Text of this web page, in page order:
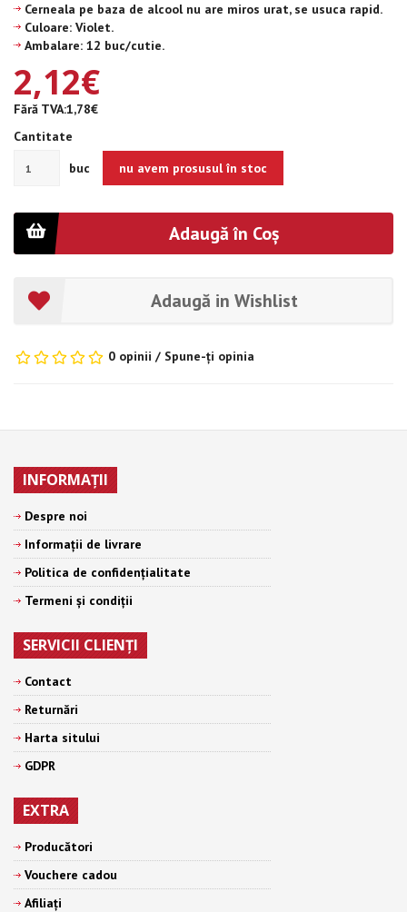
Cerneala pe baza de alcool nu are miros urat, se usuca rapid.
Culoare: Violet.
Ambalare: 12 buc/cutie.
2,12€
Fără TVA:1,78€
Cantitate
buc
nu avem prosusul în stoc
Adaugă în Coş
Adaugă in Wishlist
0 opinii / Spune-ţi opinia
INFORMAŢII
Despre noi
Informații de livrare
Politica de confidențialitate
Termeni şi condiţii
SERVICII CLIENŢI
Contact
Returnări
Harta sitului
GDPR
EXTRA
Producători
Vouchere cadou
Afiliaţi